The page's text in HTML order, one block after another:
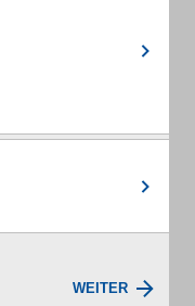
WEITER